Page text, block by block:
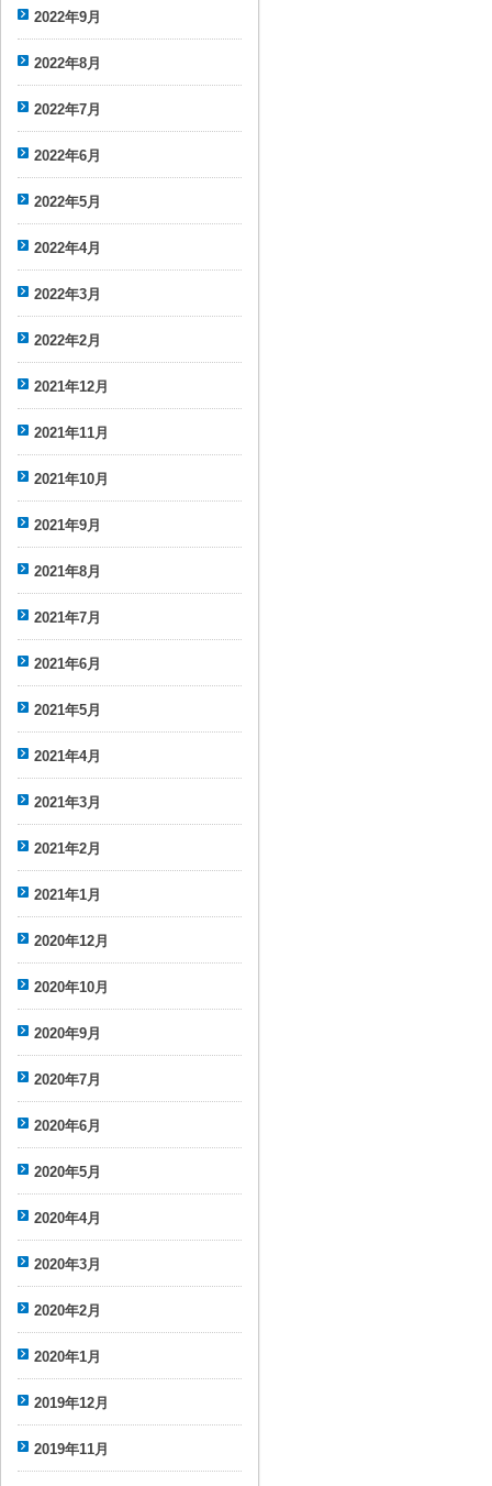
2022年9月
2022年8月
2022年7月
2022年6月
2022年5月
2022年4月
2022年3月
2022年2月
2021年12月
2021年11月
2021年10月
2021年9月
2021年8月
2021年7月
2021年6月
2021年5月
2021年4月
2021年3月
2021年2月
2021年1月
2020年12月
2020年10月
2020年9月
2020年7月
2020年6月
2020年5月
2020年4月
2020年3月
2020年2月
2020年1月
2019年12月
2019年11月